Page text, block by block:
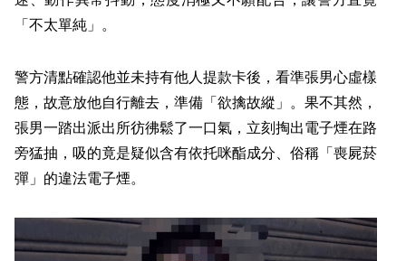
「不太單純」。
警方清點確認他並未持有他人提款卡後，看準張男心虛樣
態，故意放他自行離去，準備「欲擒故縱」。果不其然，
張男一踏出派出所彷彿鬆了一口氣，立刻掏出電子煙在路
旁猛抽，吸的竟是疑似含有依托咪酯成分、俗稱「喪屍菸
彈」的違法電子煙。